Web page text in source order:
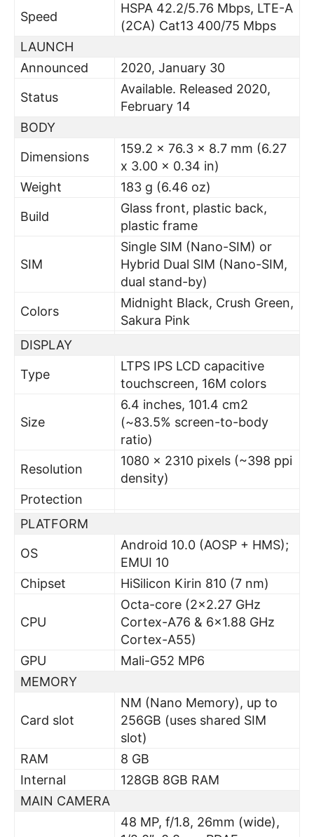
Speed
HSPA 42.2/5.76 Mbps, LTE-A
(2CA) Cat13 400/75 Mbps
LAUNCH
Announced
2020, January 30
Status
Available. Released 2020,
February 14
BODY
Dimensions
159.2 x 76.3 x 8.7 mm (6.27
x 3.00 x 0.34 in)
Weight
183 g (6.46 oz)
Build
Glass front, plastic back,
plastic frame
SIM
Single SIM (Nano-SIM) or
Hybrid Dual SIM (Nano-SIM,
dual stand-by)
Colors
Midnight Black, Crush Green,
Sakura Pink
DISPLAY
Type
LTPS IPS LCD capacitive
touchscreen, 16M colors
Size
6.4 inches, 101.4 cm2
(~83.5% screen-to-body
ratio)
Resolution
1080 x 2310 pixels (~398 ppi
density)
Protection
PLATFORM
OS
Android 10.0 (AOSP + HMS);
EMUI 10
Chipset
HiSilicon Kirin 810 (7 nm)
CPU
Octa-core (2×2.27 GHz
Cortex-A76 & 6×1.88 GHz
Cortex-A55)
GPU
Mali-G52 MP6
MEMORY
Card slot
NM (Nano Memory), up to
256GB (uses shared SIM
slot)
RAM
8 GB
Internal
128GB 8GB RAM
MAIN CAMERA
48 MP, f/1.8, 26mm (wide),